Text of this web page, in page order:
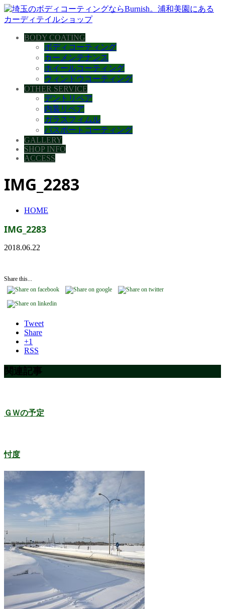
BODY COATING
ボディコーティング
カーメンテナンス
ホイールコーティング
ウィンドウコーティング
OTHER SERVICE
デントリペア
内装リペア
ガラスフィムル
バスボートコーティング
GALLERY
SHOP INFO
ACCESS
IMG_2283
HOME
IMG_2283
2018.06.22
Share this...
Tweet
Share
+1
RSS
関連記事
ＧＷの予定
忖度